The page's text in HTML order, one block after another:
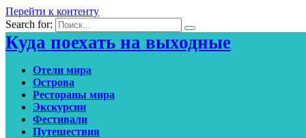
Перейти к контенту
Search for:
Куда поехать на выходные
Отели мира
Острова
Рестораны мира
Экскурсии
Фестивали
Путешествия